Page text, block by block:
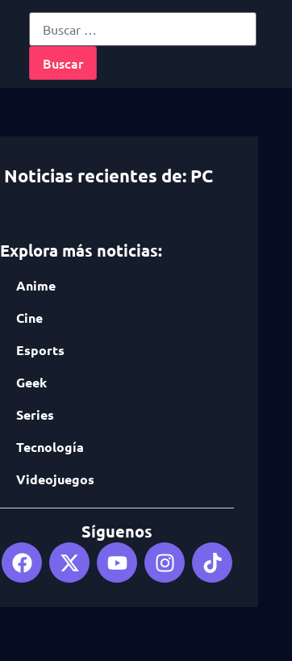
Noticias recientes de: PC
Explora más noticias:
Anime
Cine
Esports
Geek
Series
Tecnología
Videojuegos
Síguenos